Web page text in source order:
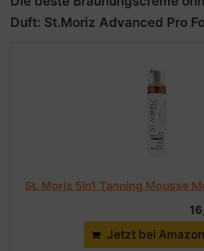
Duft: St.Moriz Advanced Pro
St. Moriz 5in1 Tanning Mousse
Jetzt bei